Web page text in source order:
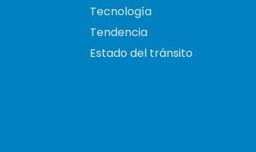
Tecnología
Tendencia
Estado del tránsito